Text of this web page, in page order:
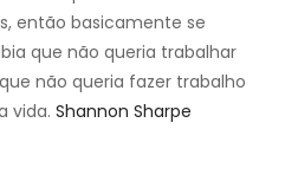
então basicamente se
que não queria trabalhar
não queria fazer trabalho
vida. Shannon Sharpe